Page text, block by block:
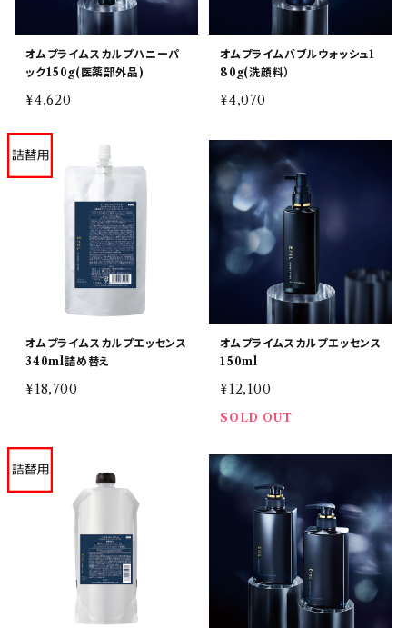
オムプライムスカルプハニーパ
ック150g(医薬部外品)
¥4,620
オムプライムバブルウォッシュ1
80g(洗顔料）
¥4,070
オムプライムスカルプエッセンス
340ml詰め替え
¥18,700
オムプライムスカルプエッセンス
150ml
¥12,100
SOLD OUT